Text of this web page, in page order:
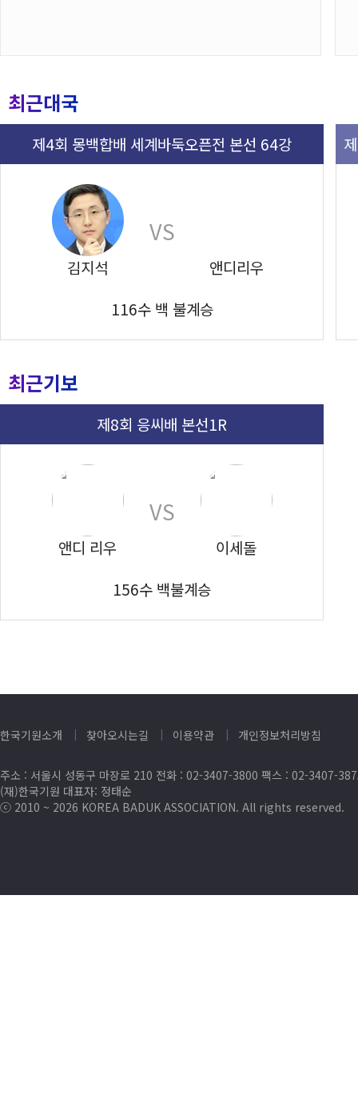
최근대국
제4회 몽백합배 세계바둑오픈전 본선 64강
김지석
VS
앤디리우
116수 백 불계승
최근기보
제8회 응씨배 본선1R
앤디 리우
VS
이세돌
156수 백불계승
한국기원소개 찾아오시는길 이용약관 개인정보처리방침
주소 : 서울시 성동구 마장로 210 전화 : 02-3407-3800 팩스 : 02-3407-
(재)한국기원 대표자: 정태순
ⓒ 2010 ~ 2026 KOREA BADUK ASSOCIATION. All rights reserved.